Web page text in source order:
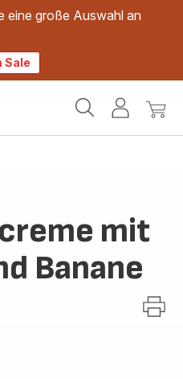
eine große Auswahl an
Sale
Mein
Mein
mit
Banane